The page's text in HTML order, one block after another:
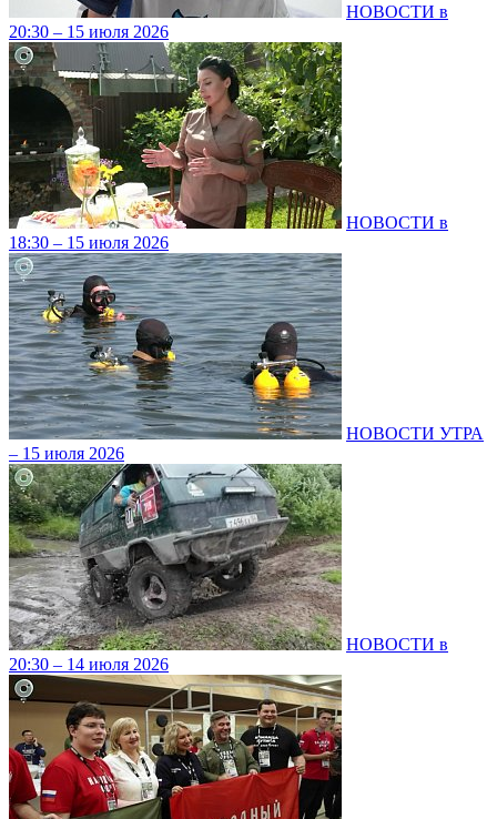
НОВОСТИ в
20:30 – 15 июля 2026
НОВОСТИ в
18:30 – 15 июля 2026
НОВОСТИ УТРА
– 15 июля 2026
НОВОСТИ в
20:30 – 14 июля 2026